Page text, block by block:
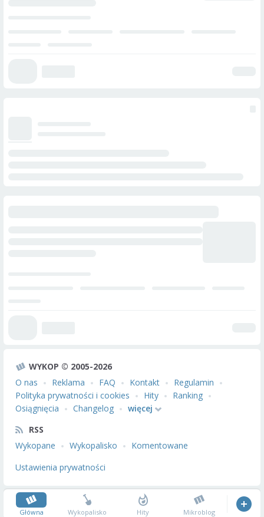
WYKOP © 2005-2026
O nas
Reklama FAQ Kontakt
Regulamin
Polityka prywatności i cookies
Hity
Ranking
Osiągnięcia
Changelog
więcej
RSS
Wykopane
Wykopalisko
Komentowane
Ustawienia prywatności
Główna Wykopalisko Hity Mikroblog